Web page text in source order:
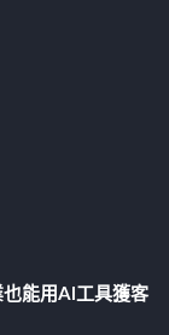
能用AI工具獲客